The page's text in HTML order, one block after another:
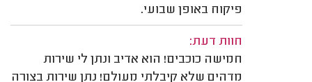
פיקוח באופן שבועי.
חוות דעת:
חמישה כוכבים! הוא אדיב ונתן לי שירות
מדהים שלא קיבלתי מעולם! נתן שירות בצורה